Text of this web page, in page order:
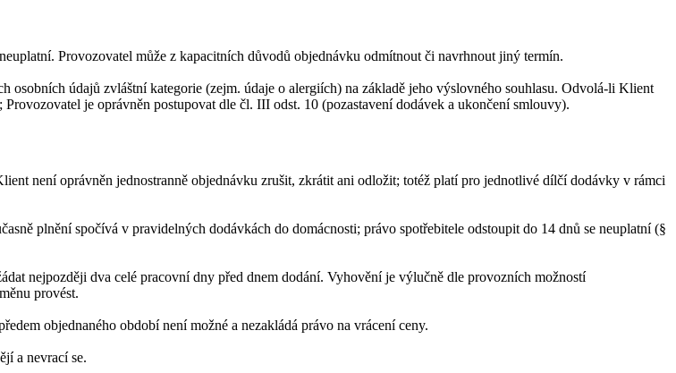
Provozovatel může z kapacitních důvodů objednávku odmítnout či navrhnout jiný termín.
údajů zvláštní kategorie (zejm. údaje o alergiích) na základě jeho výslovného souhlasu. Odvolá-li Klient
je oprávněn postupovat dle čl. III odst. 10 (pozastavení dodávek a ukončení smlouvy).
není oprávněn jednostranně objednávku zrušit, zkrátit ani odložit; totéž platí pro jednotlivé dílčí dodávky v rámci
plnění spočívá v pravidelných dodávkách do domácnosti; právo spotřebitele odstoupit do 14 dnů se neuplatní (§
nejpozději dva celé pracovní dny před dnem dodání. Vyhovění je výlučně dle provozních možností
provést.
objednaného období není možné a nezakládá právo na vrácení ceny.
a nevrací se.